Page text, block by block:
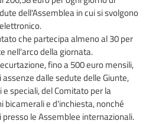
dell'Assemblea in cui si svolgono
che partecipa almeno al 30 per
nell'arco della giornata.
fino a 500 euro mensili,
dalle sedute delle Giunte,
speciali, del Comitato per la
bicamerali e d'inchiesta, nonché
le Assemblee internazionali.